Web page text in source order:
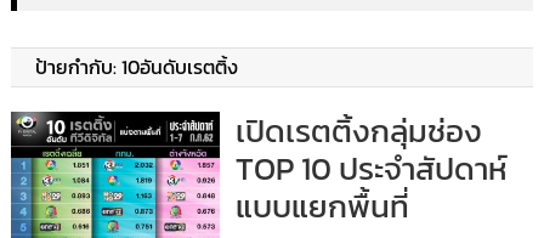
ป้ายกำกับ:10อันดับเรตติ้ง
เปิดเรตติ้งกลุ่มช่อง
TOP 10 ประจำสัปดาห์
แบบแยกพื้นที่